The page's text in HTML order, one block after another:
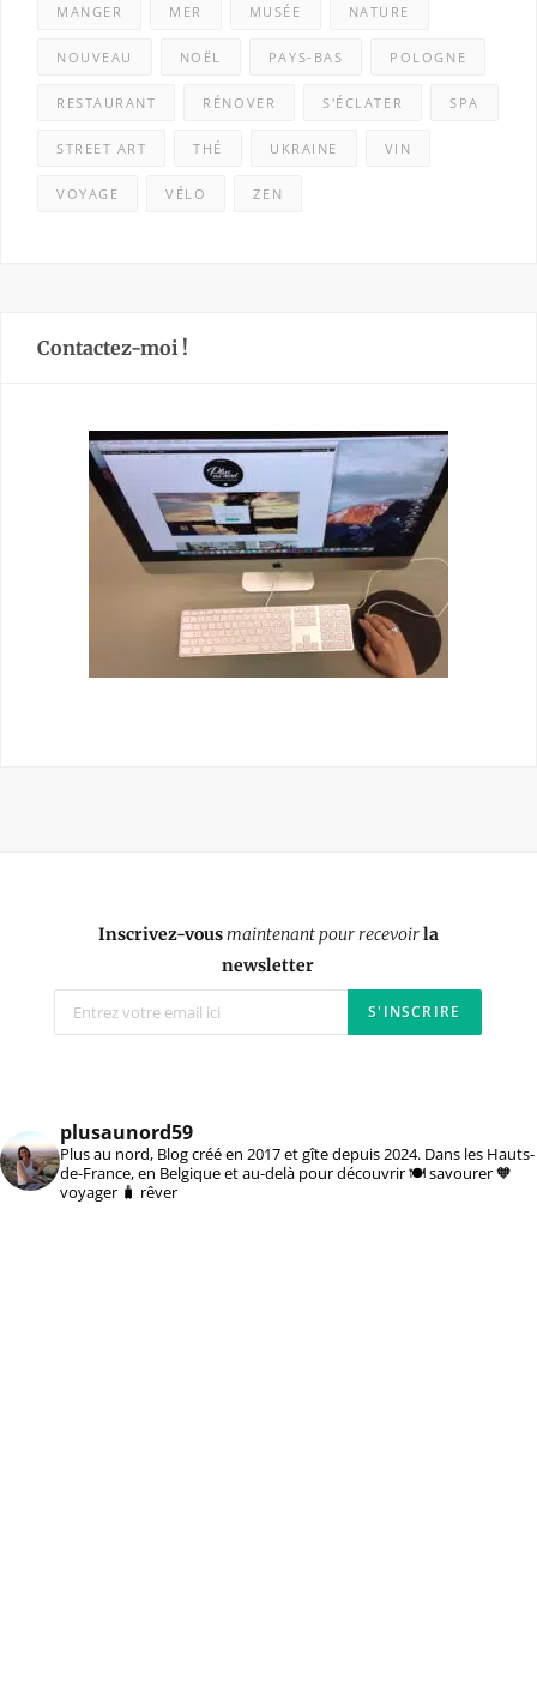
MANGER MER MUSÉE NATURE
NOUVEAU NOËL PAYS-BAS POLOGNE
RESTAURANT RÉNOVER S'ÉCLATER SPA
STREET ART THÉ UKRAINE VIN
VOYAGE VÉLO ZEN
Contactez-moi !
Inscrivez-vousmaintenant pour recevoirla
newsletter
plusaunord59
Plus au nord, Blog créé en 2017 et gîte depuis 2024. Dans les Hauts-
de-France, en Belgique et au-delà pour découvrir 🍽️ savourer 🧡
voyager 🧳 rêver